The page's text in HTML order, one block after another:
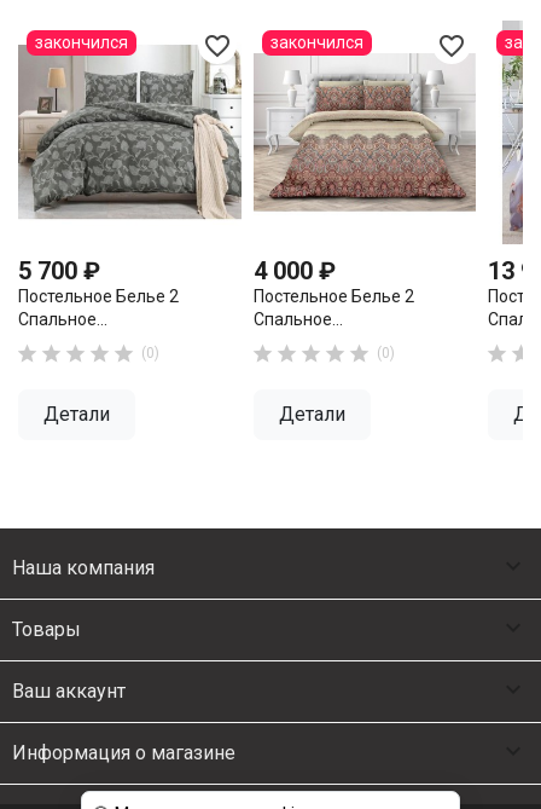
favorite_border
5 700 ₽
Постельное Белье 2
Спальное...
     (0)
Детали
закончился favorite_border
4 000 ₽
Постельное Белье 2
Спальное...
     (0)
Детали
закончился
13
 
Наша компания
Товары
Ваш аккаунт
Информация о магазине